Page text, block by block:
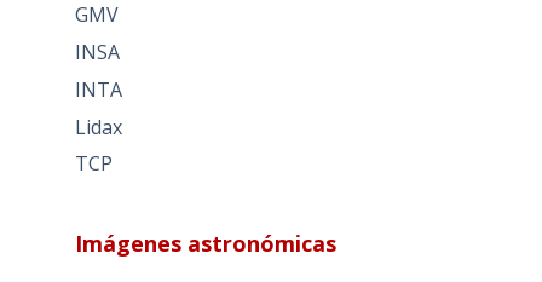
GMV
INSA
INTA
Lidax
TCP
Imágenes astronómicas